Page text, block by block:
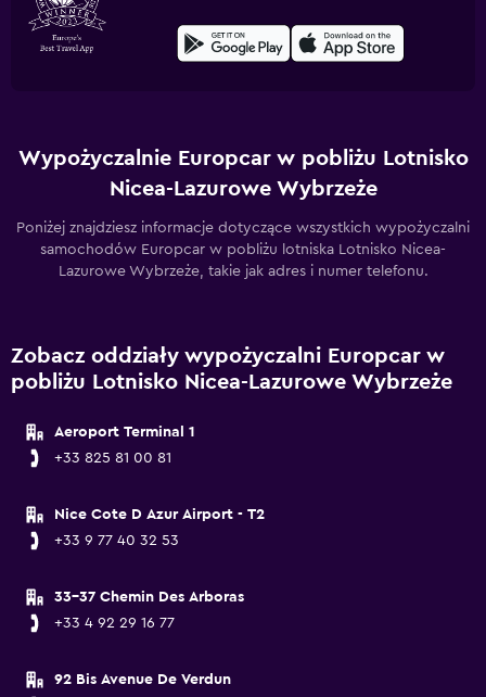
Wypożyczalnie Europcar w pobliżu Lotnisko
Nicea-Lazurowe Wybrzeże
Poniżej znajdziesz informacje dotyczące wszystkich wypożyczalni
samochodów Europcar w pobliżu lotniska Lotnisko Nicea-
Lazurowe Wybrzeże, takie jak adres i numer telefonu.
Zobacz oddziały wypożyczalni Europcar w
pobliżu Lotnisko Nicea-Lazurowe Wybrzeże
Aeroport Terminal 1
+33 825 81 00 81
Nice Cote D Azur Airport - T2
+33 9 77 40 32 53
33-37 Chemin Des Arboras
+33 4 92 29 16 77
92 Bis Avenue De Verdun